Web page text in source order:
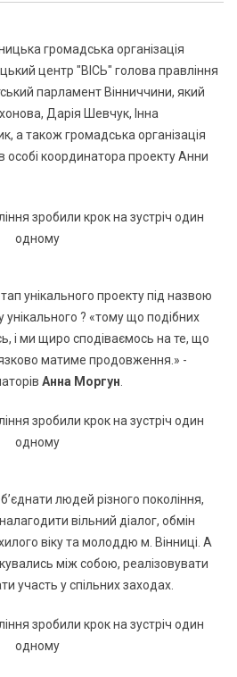
громадська організація
центр "ВІСЬ" голова правління
парламент Вінниччини, який
Дарія Шевчук, Інна
а також громадська організація
особі координатора проекту Анни
унікального проекту під назвою
? «тому що подібних
і ми щиро сподіваємось на те, що
матиме продовження.» -
Анна Моргун
людей різного покоління,
вільний діалог, обмін
віку та молоддю м. Вінниці. А
між собою, реалізовувати
участь у спільних заходах.